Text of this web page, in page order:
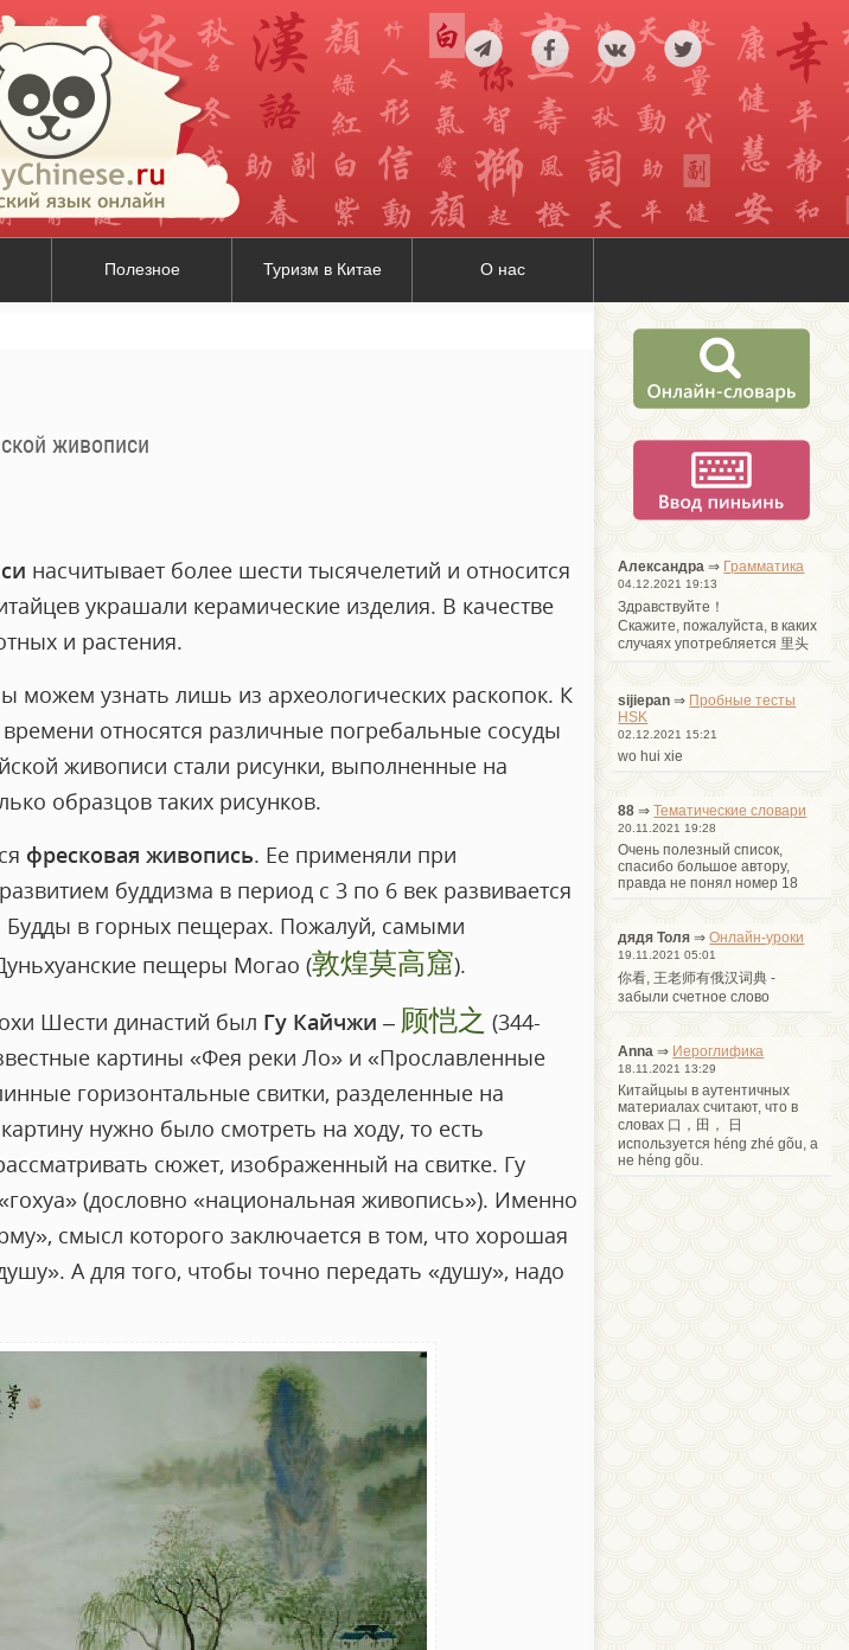
Полезное Туризм в Китае О нас
живописи
насчитывает более шести тысячелетий и относится
украшали керамические изделия. В качестве
и растения.
можем узнать лишь из археологических раскопок. К
относятся различные погребальные сосуды
живописи стали рисунки, выполненные на
образцов таких рисунков.
фресковая живопись. Ее применяли при
буддизма в период с 3 по 6 век развивается
в горных пещерах. Пожалуй, самыми
пещеры Могао (敦煌莫高窟).
Шести династий был Гу Кайчжи – 顾恺之 (344-
картины «Фея реки Ло» и «Прославленные
горизонтальные свитки, разделенные на
нужно было смотреть на ходу, то есть
сюжет, изображенный на свитке. Гу
(дословно «национальная живопись»). Именно
смысл которого заключается в том, что хорошая
А для того, чтобы точно передать «душу», надо
Александра ⇒ Грамматика
04.12.2021 19:13
Здравствуйте！
Cкажите, пожалуйста, в каких
случаях употребляется 里头
sijiepan ⇒ Пробные тесты
HSK
02.12.2021 15:21
wo hui xie
88 ⇒Тематические словари
20.11.2021 19:28
Очень полезный список,
спасибо большое автору,
правда не понял номер 18
дядя Толя ⇒Онлайн-уроки
19.11.2021 05:01
你看, 王老师有俄汉词典 -
забыли счетное слово
Anna ⇒ Иероглифика
18.11.2021 13:29
Китайцыы в аутентичных
материалах считают, что в
словах 口，田， 日
используется héng zhé gõu, а
не héng gõu.